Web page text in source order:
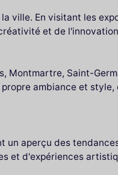
ville. En visitant les
et de
Montmartre, Saint-
ambiance et
un aperçu des
et d'expériences